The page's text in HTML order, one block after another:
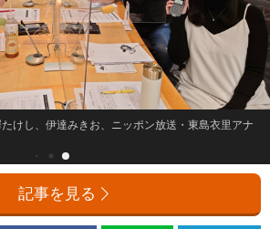
けし、伊達みきお、ニッポン放送・東島衣里アナ
記事を見る